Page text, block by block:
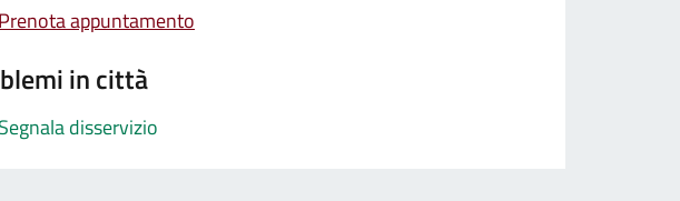
Prenota appuntamento
in città
Segnala disservizio